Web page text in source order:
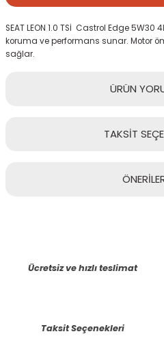
SEAT LEON 1.0 TSİ Castrol Edge
koruma ve performans sunar. Motor
sağlar.
ÜRÜN
TAKSİT
Ürün bilgilerinde hatalar bulunuyor.
Ücretsiz ve hızlı teslimat
Taksit Seçenekleri